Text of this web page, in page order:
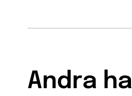
Andra